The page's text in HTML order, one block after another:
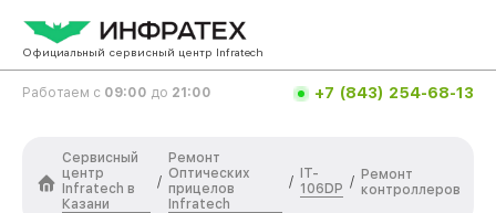
Официальный сервисный центр Infratech
Работаем с 09:00 до 21:00 +7 (843) 254-68-13
Сервисный
центр
Infratech в
Казани
/
Ремонт
Оптических
прицелов
Infratech
/
IT-
106DP / Ремонт
контроллеров